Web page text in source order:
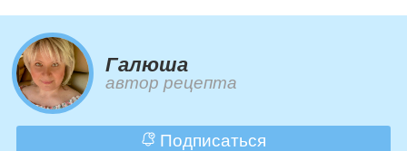
Галюша
автор рецепта
Подписаться